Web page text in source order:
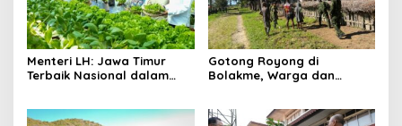
Menteri LH: Jawa Timur
Terbaik Nasional dalam
Gotong Royong di
Bolakme, Warga dan
yang Lebih Sehat